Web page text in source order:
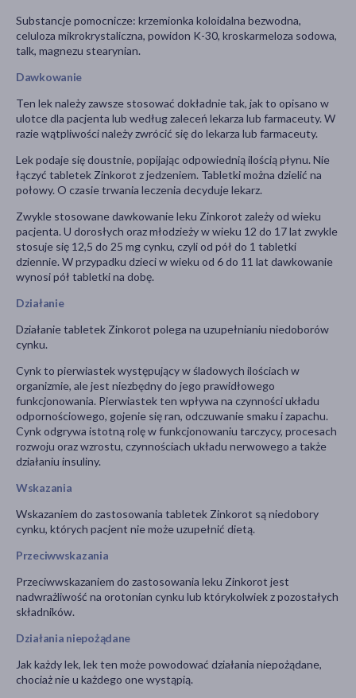
Substancje pomocnicze: krzemionka koloidalna bezwodna,
celuloza mikrokrystaliczna, powidon K-30, kroskarmeloza sodowa,
talk, magnezu stearynian.
Dawkowanie
Ten lek należy zawsze stosować dokładnie tak, jak to opisano w
ulotce dla pacjenta lub według zaleceń lekarza lub farmaceuty. W
razie wątpliwości należy zwrócić się do lekarza lub farmaceuty.
Lek podaje się doustnie, popijając odpowiednią ilością płynu. Nie
łączyć tabletek Zinkorot z jedzeniem. Tabletki można dzielić na
połowy. O czasie trwania leczenia decyduje lekarz.
Zwykle stosowane dawkowanie leku Zinkorot zależy od wieku
pacjenta. U dorosłych oraz młodzieży w wieku 12 do 17 lat zwykle
stosuje się 12,5 do 25 mg cynku, czyli od pół do 1 tabletki
dziennie. W przypadku dzieci w wieku od 6 do 11 lat dawkowanie
wynosi pół tabletki na dobę.
Działanie
Działanie tabletek Zinkorot polega na uzupełnianiu niedoborów
cynku.
Cynk to pierwiastek występujący w śladowych ilościach w
organizmie, ale jest niezbędny do jego prawidłowego
funkcjonowania. Pierwiastek ten wpływa na czynności układu
odpornościowego, gojenie się ran, odczuwanie smaku i zapachu.
Cynk odgrywa istotną rolę w funkcjonowaniu tarczycy, procesach
rozwoju oraz wzrostu, czynnościach układu nerwowego a także
działaniu insuliny.
Wskazania
Wskazaniem do zastosowania tabletek Zinkorot są niedobory
cynku, których pacjent nie może uzupełnić dietą.
Przeciwwskazania
Przeciwwskazaniem do zastosowania leku Zinkorot jest
nadwrażliwość na orotonian cynku lub którykolwiek z pozostałych
składników.
Działania niepożądane
Jak każdy lek, lek ten może powodować działania niepożądane,
chociaż nie u każdego one wystąpią.